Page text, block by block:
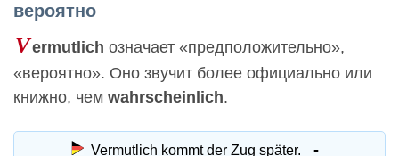
вероятно
Vermutlich означает «предположительно»,
«вероятно». Оно звучит более официально или
книжно, чем wahrscheinlich.
Vermutlich kommt der Zug später.